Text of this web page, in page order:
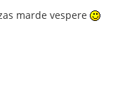
marde vespere